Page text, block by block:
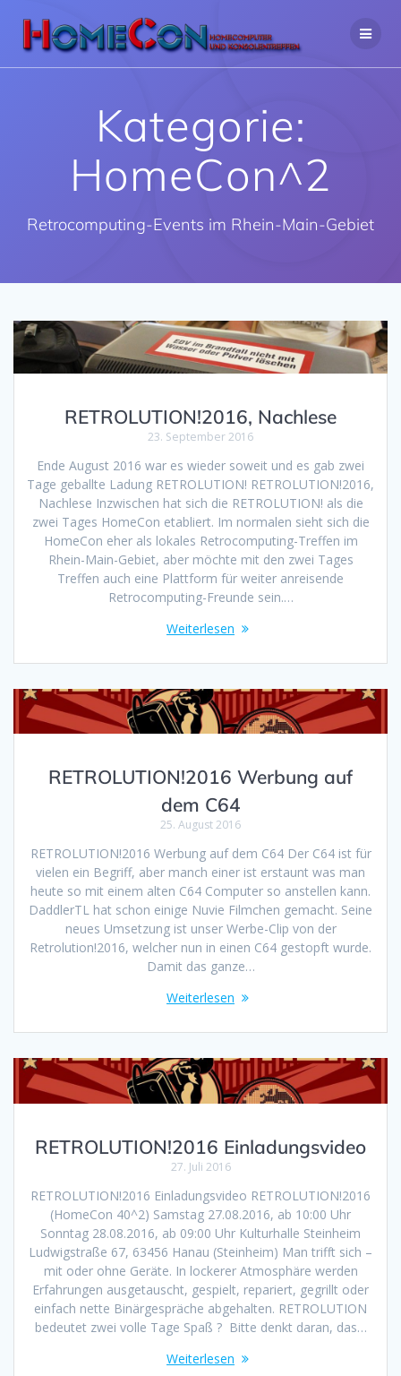
Inhalt
springen
Kategorie:
HomeCon^2
Retrocomputing-Events im Rhein-Main-Gebiet
RETROLUTION!2016, Nachlese
23. September 2016
Ende August 2016 war es wieder soweit und es gab zwei
Tage geballte Ladung RETROLUTION! RETROLUTION!2016,
Nachlese Inzwischen hat sich die RETROLUTION! als die
zwei Tages HomeCon etabliert. Im normalen sieht sich die
HomeCon eher als lokales Retrocomputing-Treffen im
Rhein-Main-Gebiet, aber möchte mit den zwei Tages
Treffen auch eine Plattform für weiter anreisende
Retrocomputing-Freunde sein.…
Weiterlesen
RETROLUTION!2016 Werbung auf
dem C64
25. August 2016
RETROLUTION!2016 Werbung auf dem C64 Der C64 ist für
vielen ein Begriff, aber manch einer ist erstaunt was man
heute so mit einem alten C64 Computer so anstellen kann.
DaddlerTL hat schon einige Nuvie Filmchen gemacht. Seine
neues Umsetzung ist unser Werbe-Clip von der
Retrolution!2016, welcher nun in einen C64 gestopft wurde.
Damit das ganze…
Weiterlesen
RETROLUTION!2016 Einladungsvideo
27. Juli 2016
RETROLUTION!2016 Einladungsvideo RETROLUTION!2016
(HomeCon 40^2) Samstag 27.08.2016, ab 10:00 Uhr
Sonntag 28.08.2016, ab 09:00 Uhr Kulturhalle Steinheim
Ludwigstraße 67, 63456 Hanau (Steinheim) Man trifft sich –
mit oder ohne Geräte. In lockerer Atmosphäre werden
Erfahrungen ausgetauscht, gespielt, repariert, gegrillt oder
einfach nette Binärgespräche abgehalten. RETROLUTION
bedeutet zwei volle Tage Spaß ? Bitte denkt daran, das…
Weiterlesen